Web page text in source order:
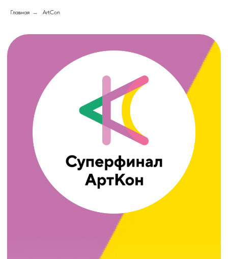
Главная → ArtCon
АртКон
Яркое и особенное, громкое и
запоминающееся - мы не
лукавим, когда называем наше